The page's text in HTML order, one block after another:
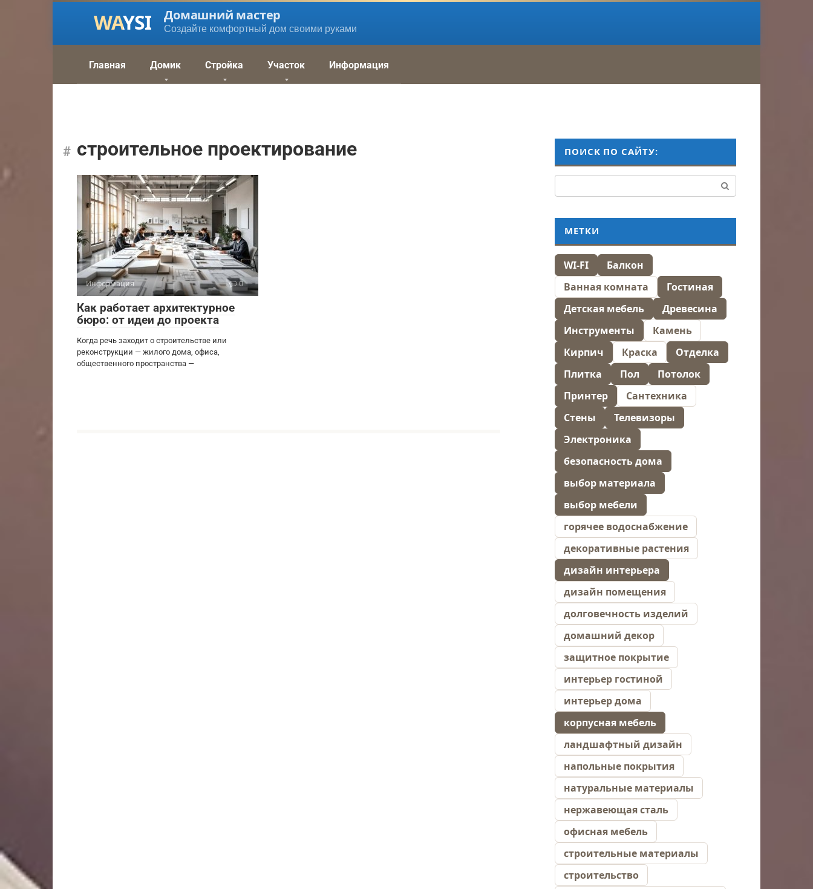
Домашний мастер
Создайте комфортный дом своими руками
Главная Домик Стройка Участок Информация
строительное проектирование
Информация 0
Как работает архитектурное
бюро: от идеи до проекта
Когда речь заходит о строительстве или
реконструкции — жилого дома, офиса,
общественного пространства —
ПОИСК ПО САЙТУ:
МЕТКИ
WI-FI
Балкон
Ванная комната
Гостиная
Детская мебель
Древесина
Инструменты
Камень
Кирпич
Краска
Отделка
Плитка
Пол
Потолок
Принтер
Сантехника
Стены
Телевизоры
Электроника
безопасность дома
выбор материала
выбор мебели
горячее водоснабжение
декоративные растения
дизайн интерьера
дизайн помещения
долговечность изделий
домашний декор
защитное покрытие
интерьер гостиной
интерьер дома
корпусная мебель
ландшафтный дизайн
напольные покрытия
натуральные материалы
нержавеющая сталь
офисная мебель
строительные материалы
строительство